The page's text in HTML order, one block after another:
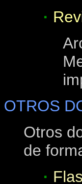
·
OTROS
Otros
de
·